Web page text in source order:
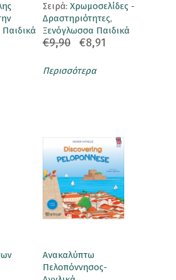
Σειρά: Χρωμοσελίδες -
Δραστηριότητες,
Ξενόγλωσσα Παιδικά
€9,90 €8,91
Περισσότερα
Ανακαλύπτω
Πελοπόννησος-